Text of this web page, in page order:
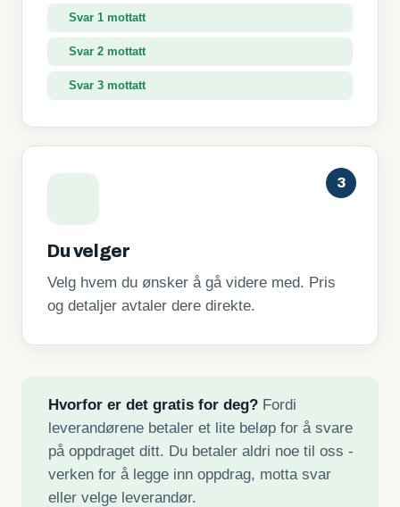
Svar 1 mottatt
Svar 2 mottatt
Svar 3 mottatt
3
Du velger
Velg hvem du ønsker å gå videre med. Pris
og detaljer avtaler dere direkte.
Hvorfor er det gratis for deg?Fordi
leverandørene betaler et lite beløp for å svare
på oppdraget ditt. Du betaler aldri noe til oss -
verken for å legge inn oppdrag, motta svar
eller velge leverandør.